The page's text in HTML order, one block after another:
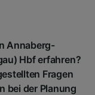
Annaberg-
Hbf erfahren?
Fragen
bei der Planung